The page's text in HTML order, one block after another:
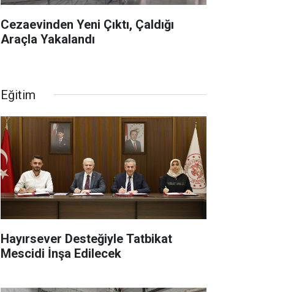
Cezaevinden Yeni Çıktı, Çaldığı
Araçla Yakalandı
Eğitim
Hayırsever Desteğiyle Tatbikat
Mescidi İnşa Edilecek